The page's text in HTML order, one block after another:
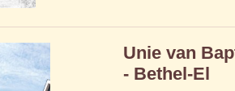
Unie van
- Bethel-El